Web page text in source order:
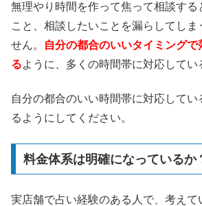
無理やり時間を作って焦って相談する
こと、相談したいことを漏らしてしま
せん。
自分の都合のいいタイミングで
るように、多くの時間帯に対応してい
自分の都合のいい時間帯に対応して
るようにしてください。
料金体系は明確になっているか
実店舗で占い経験のある人で、考えて